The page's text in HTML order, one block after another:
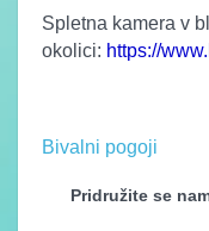
Spletna kamera v
okolici: https://
Bivalni pogoji
Pridružite se